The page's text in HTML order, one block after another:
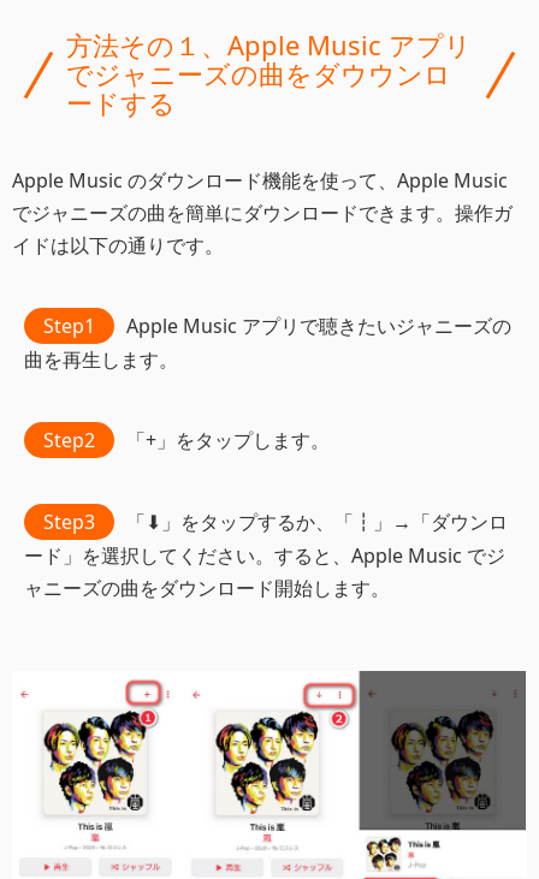
方法その１、Apple Music アプリ
でジャニーズの曲をダウウンロ
ードする
Apple Music のダウンロード機能を使って、Apple Music
でジャニーズの曲を簡単にダウンロードできます。操作ガ
イドは以下の通りです。
Step1
Apple Music アプリで聴きたいジャニーズの
曲を再生します。
Step2 「+」をタップします。
Step3
「⬇」をタップするか、「┇」→「ダウンロ
ード」を選択してください。すると、Apple Music でジ
ャニーズの曲をダウンロード開始します。